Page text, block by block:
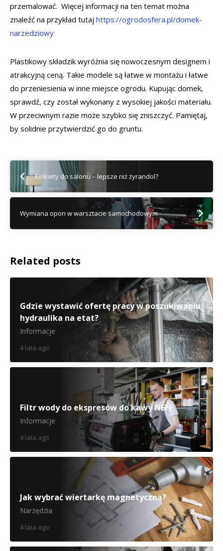
przemalować. Więcej informacji na ten temat można
znaleźć na przykład tutaj https://ogrodosfera.pl/domek-
narzedziowy
Plastikowy składzik wyróżnia się nowoczesnym designem i
atrakcyjną ceną. Takie modele są łatwe w montażu i łatwe
do przeniesienia w inne miejsce ogrodu. Kupując domek,
sprawdź, czy został wykonany z wysokiej jakości materiału.
W przeciwnym razie może szybko się zniszczyć. Pamiętaj,
by solidnie przytwierdzić go do gruntu.
Kinkiety do salonu – lepsze niż żyrandol?
Wymiana opon w warsztacie samochodowym
Related posts
Gdzie wystawić ofertę pracy w poszukiwaniu
hydraulika na etat?
Informacje
4 lata ago
Filtr wody do ekspresów do kawy NEFF
Informacje
4 lata ago
Jak wybrać wiertarkę magnetyczną?
Narzędzia
4 lata ago